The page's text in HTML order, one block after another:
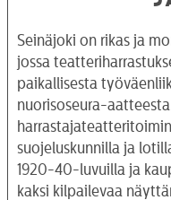
Seinäjoki on rikas ja
jossa
paikallisesta
nuorisoseura-
suojeluskunnilla ja
1920-40-luvuilla ja
kaksi kilpailevaa